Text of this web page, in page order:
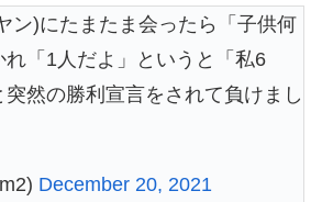
ン)にたまたま会ったら「子供何
れ「1人だよ」というと「私6
突然の勝利宣言をされて負けまし
December 20, 2021